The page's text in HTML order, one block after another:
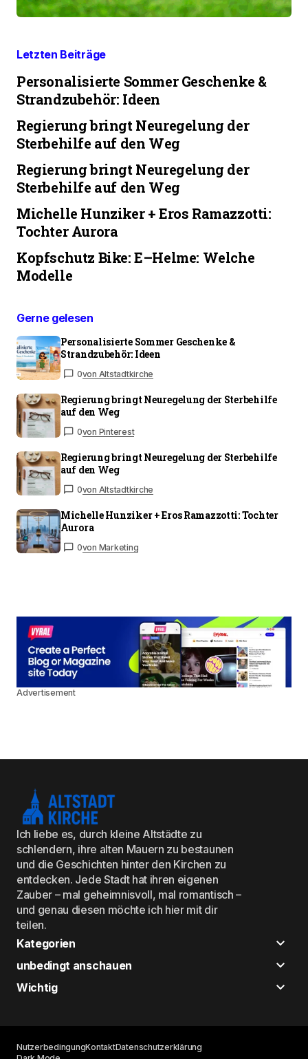
Letzten Beiträge
Personalisierte Sommer Geschenke &
Strandzubehör: Ideen
Regierung bringt Neuregelung der
Sterbehilfe auf den Weg
Regierung bringt Neuregelung der
Sterbehilfe auf den Weg
Michelle Hunziker + Eros Ramazzotti:
Tochter Aurora
Kopfschutz Bike: E–Helme: Welche
Modelle
Gerne gelesen
Personalisierte Sommer Geschenke &
Strandzubehör: Ideen
0von Altstadtkirche
Regierung bringt Neuregelung der Sterbehilfe
auf den Weg
0von Pinterest
Regierung bringt Neuregelung der Sterbehilfe
auf den Weg
0von Altstadtkirche
Michelle Hunziker + Eros Ramazzotti: Tochter
Aurora
0von Marketing
Advertisement
Ich liebe es, durch kleine Altstädte zu
schlendern, ihre alten Mauern zu bestaunen
und die Geschichten hinter den Kirchen zu
entdecken. Jede Stadt hat ihren eigenen
Zauber – mal geheimnisvoll, mal romantisch –
und genau diesen möchte ich hier mit dir
teilen.
Kategorien
unbedingt anschauen
Wichtig
NutzerbedingungKontaktDatenschutzerklärung